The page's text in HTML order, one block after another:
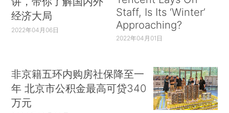
经济大局
2022年04月06日
Staff, Is Its ‘Winter’
Approaching?
2022年04月01日
非京籍五环内购房社保降至一
年 北京市公积金最高可贷340
万元